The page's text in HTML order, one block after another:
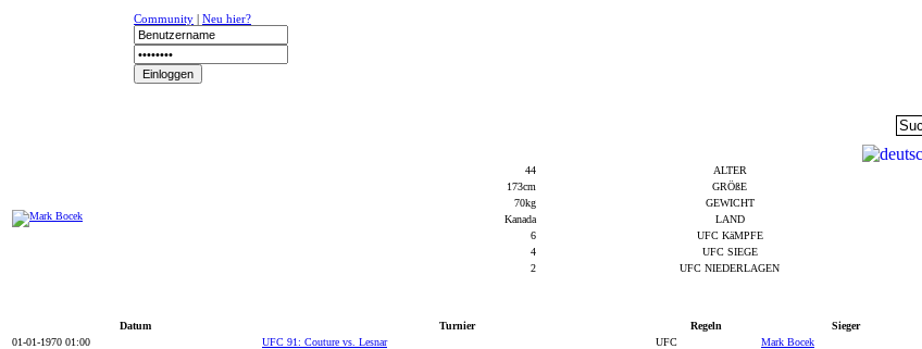
Community | Neu hier?
44 ALTER
173cm
GRÖßE
70kg
GEWICHT
Kanada
LAND
6
UFC KäMPFE
4
UFC SIEGE
2
UFC NIEDERLAGEN
Datum Turnier Regeln Sieger
01-01-1970 01:00
UFC 91: Couture vs. Lesnar UFC Mark Bocek